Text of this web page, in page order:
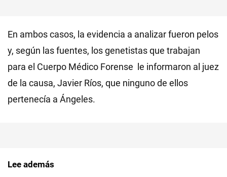
En ambos casos, la evidencia a analizar fueron pelos
y, según las fuentes, los genetistas que trabajan
para el Cuerpo Médico Forense le informaron al juez
de la causa, Javier Ríos, que ninguno de ellos
pertenecía a Ángeles.
Lee además